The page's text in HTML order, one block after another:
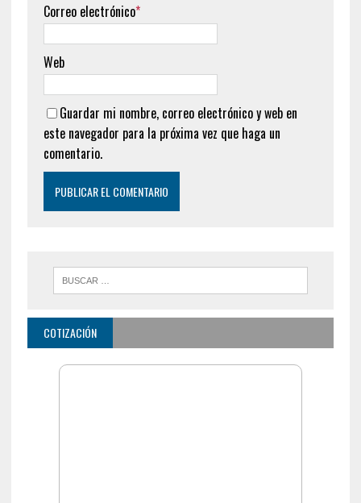
Correo electrónico*
Web
Guardar mi nombre, correo electrónico y web en
este navegador para la próxima vez que haga un
comentario.
COTIZACIÓN